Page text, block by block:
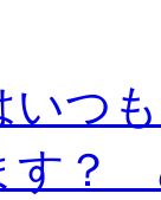
いつ
す？